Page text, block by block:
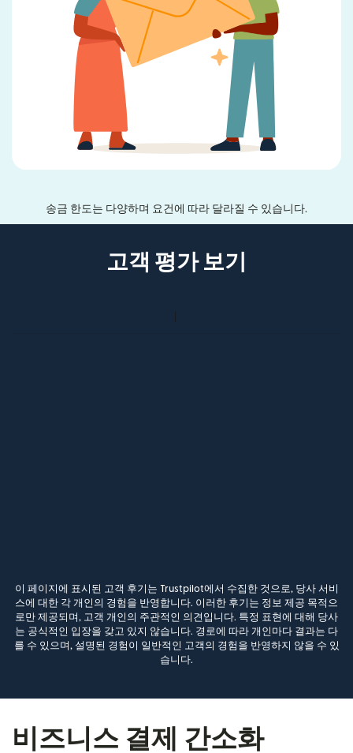
송금 한도는 다양하며 요건에 따라 달라질 수 있습니다.
고객 평가 보기
이 페이지에 표시된 고객 후기는 Trustpilot에서 수집한 것으로, 당사 서비
스에 대한 각 개인의 경험을 반영합니다. 이러한 후기는 정보 제공 목적으
로만 제공되며, 고객 개인의 주관적인 의견입니다. 특정 표현에 대해 당사
는 공식적인 입장을 갖고 있지 않습니다. 경로에 따라 개인마다 결과는 다
를 수 있으며, 설명된 경험이 일반적인 고객의 경험을 반영하지 않을 수 있
습니다.
비즈니스 결제 간소화